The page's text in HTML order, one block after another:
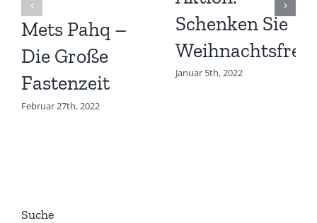
Mets Pahq –
Die Große
Fastenzeit
Februar 27th, 2022
Schenken Sie
Januar 5th, 2022
Suche